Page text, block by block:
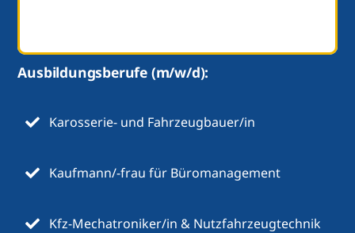
Ausbildungsberufe (m/w/d):
Karosserie- und Fahrzeugbauer/in
Kaufmann/-frau für Büromanagement
Kfz-Mechatroniker/in & Nutzfahrzeugtechnik